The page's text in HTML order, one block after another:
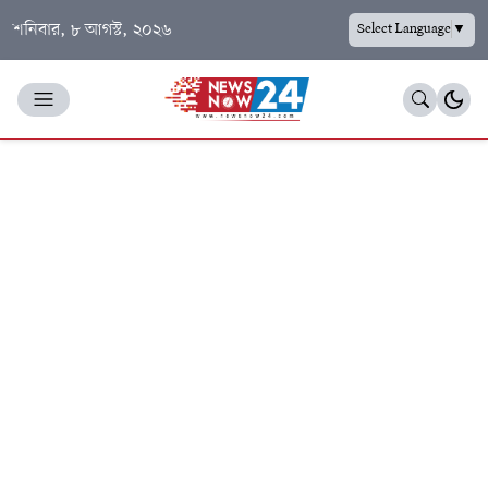
শনিবার, ৮ আগস্ট, ২০২৬ Select Language▼